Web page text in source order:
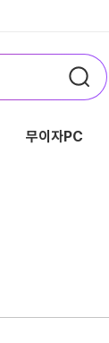
무이자PC